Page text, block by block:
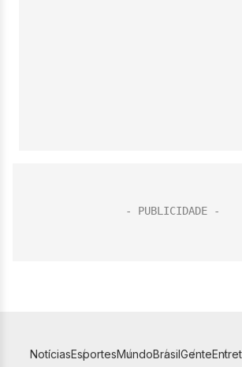
NotíciasEsportesMundoBrasilGente